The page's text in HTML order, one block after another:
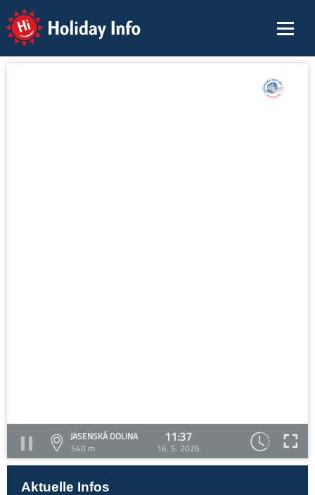
Holiday Info
JASENSKÁ DOLINA
540 m
11:37
16. 5. 2026
Aktuelle Infos